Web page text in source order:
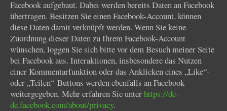
Facebook aufgebaut. Dabei werden bereits Daten an Facebook
übertragen. Besitzen Sie einen Facebook-Account, können
diese Daten damit verknüpft werden. Wenn Sie keine
Zuordnung dieser Daten zu Ihrem Facebook-Account
wünschen, loggen Sie sich bitte vor dem Besuch meiner Seite
bei Facebook aus. Interaktionen, insbesondere das Nutzen
einer Kommentarfunktion oder das Anklicken eines „Like“-
oder „Teilen“-Buttons werden ebenfalls an Facebook
weitergegeben. Mehr erfahren Sie unterhttps://de-
de.facebook.com/about/privacy.